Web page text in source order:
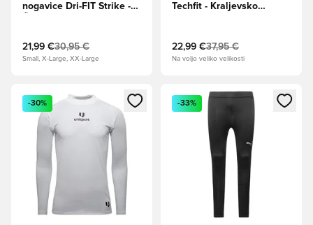
nogavice Dri-FIT Strike -
21,99 €30,95 €
Small, X-Large, XX-Large
Techfit - Kraljevsko
22,99 €37,95 €
Na voljo veliko velikosti
Odpre Modal za prijavo ali vpis kot član
-30%
Odpre Modal za prijavo ali
-33%